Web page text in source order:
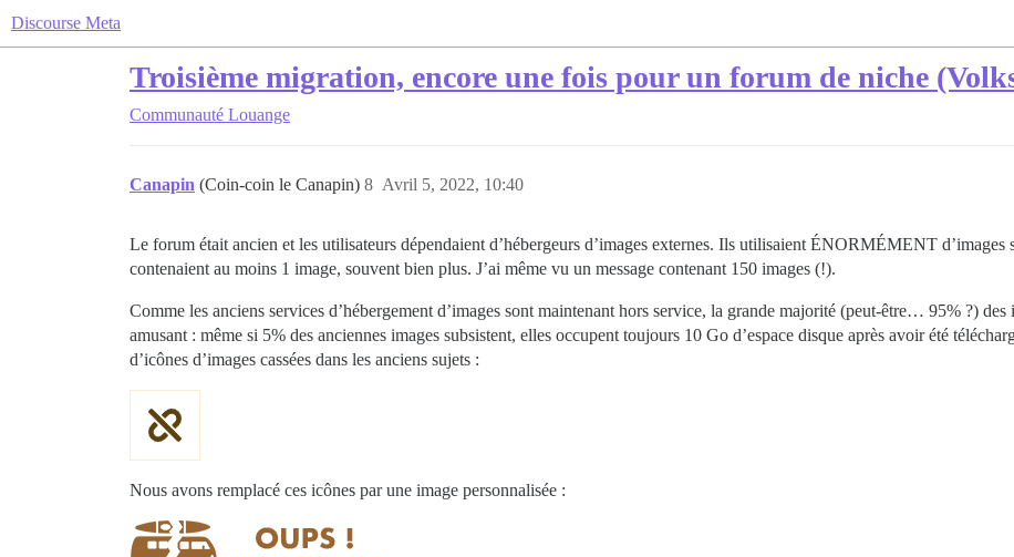
Discourse Meta
Troisième migration, encore une fois pour un forum de niche
Communauté Louange
Canapin (Coin-coin le Canapin) Avril 5, 2022, 10:40
8
Le forum était ancien et les utilisateurs dépendaient d’hébergeurs d’images externes. Ils utilisaient ÉNORMÉMENT
contenaient au moins 1 image, souvent bien plus. J’ai même vu un message contenant 150 images (!).
Comme les anciens services d’hébergement d’images sont maintenant hors service, la grande majorité (peut-être… 95% ?) des
amusant : même si 5% des anciennes images subsistent, elles occupent toujours 10 Go d’espace disque après avoir été
d’icônes d’images cassées dans les anciens sujets :
Nous avons remplacé ces icônes par une image personnalisée :